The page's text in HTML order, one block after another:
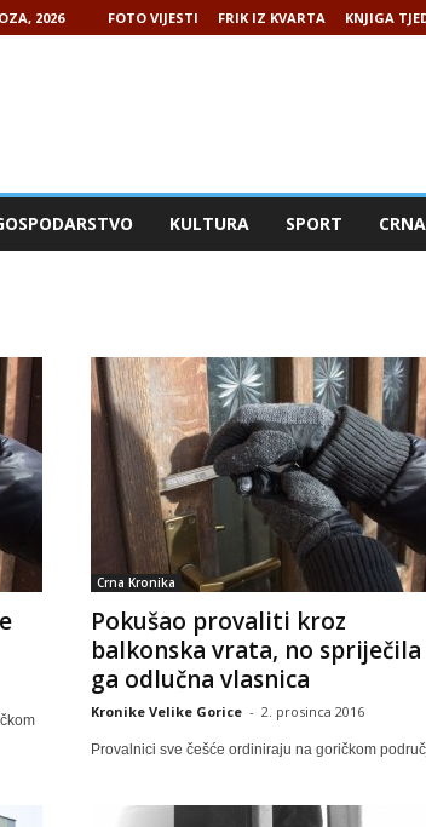
2026 FOTO VIJESTI FRIK IZ KVARTA KNJIGA
KULTURA SPORT
Crna Kronika
Pokušao provaliti kroz
balkonska vrata, no spriječila
ga odlučna vlasnica
Kronike Velike Gorice - 2. prosinca 2016
Provalnici sve češće ordiniraju na goričkom